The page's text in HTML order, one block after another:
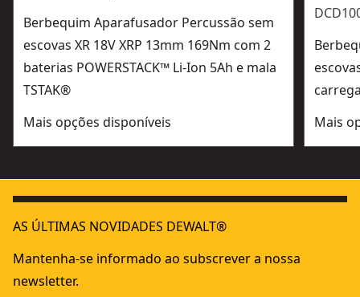
Berbequim Aparafusador Percussão sem
escovas XR 18V XRP 13mm 169Nm com 2
baterias POWERSTACK™ Li-Ion 5Ah e mala
TSTAK®
Mais opções disponíveis
Mais
AS ÚLTIMAS NOVIDADES DEWALT®
Mantenha-se informado ao subscrever a nossa
newsletter.